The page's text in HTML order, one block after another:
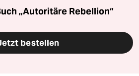
„Autoritäre Rebellion“
bestellen